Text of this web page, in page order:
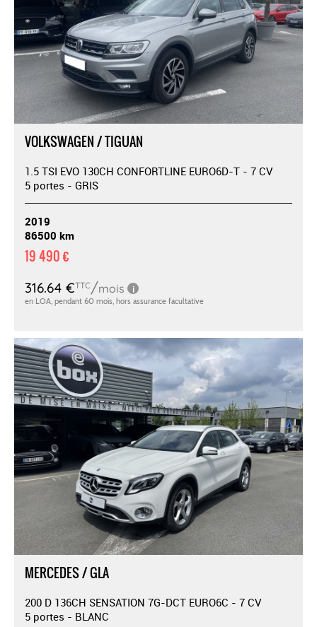
VOLKSWAGEN / TIGUAN
1.5 TSI EVO 130CH CONFORTLINE EURO6D-T - 7 CV
5 portes - GRIS
2019
86500 km
19 490 €
MERCEDES / GLA
200 D 136CH SENSATION 7G-DCT EURO6C - 7 CV
5 portes - BLANC